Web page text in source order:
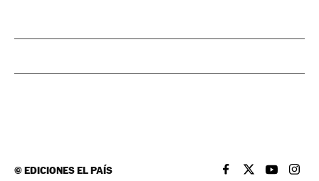
©EDICIONES EL PAÍS EL PAÍS BRASIL EN
EL PAÍSEL PAÍS
EL